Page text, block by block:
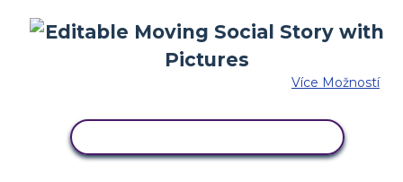
Více Možností